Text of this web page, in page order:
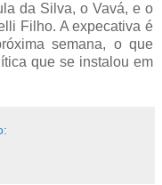
da Silva, o Vavá, e o
Filho. A expecativa é
semana, o que
que se instalou em